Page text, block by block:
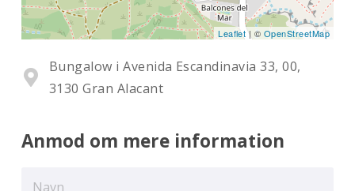
Leaflet| © OpenStreetMap
Bungalow i Avenida Escandinavia 33, 00,
3130 Gran Alacant
Anmod om mere information